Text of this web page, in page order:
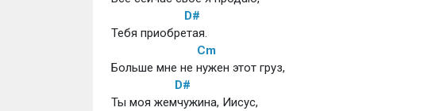
D#
Тебя приобретая.
Cm
Больше мне не нужен этот груз,
D#
Ты моя жемчужина, Иисус,